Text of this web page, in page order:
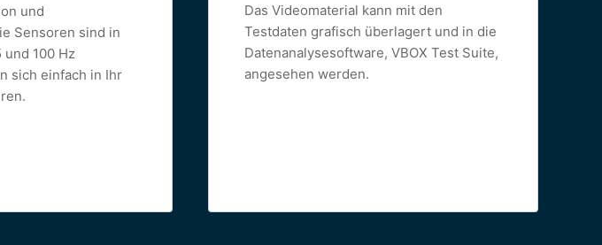
und
Sensoren sind in
und 100 Hz
sich einfach in Ihr
Das Videomaterial kann mit den
Testdaten grafisch überlagert und in die
Datenanalysesoftware, VBOX Test Suite,
angesehen werden.